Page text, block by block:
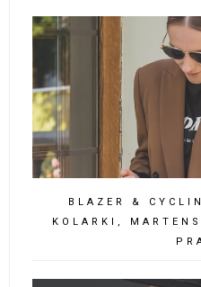
BLAZER &
KOLARKI,